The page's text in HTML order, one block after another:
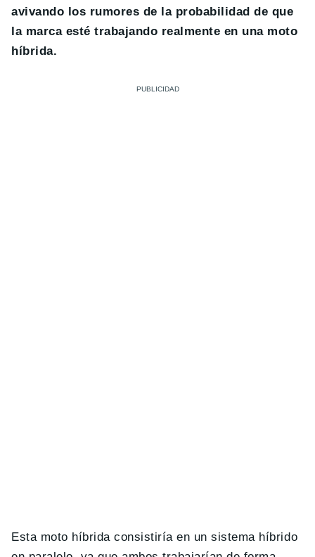
avivando los rumores de la probabilidad de que
la marca esté trabajando realmente en una moto
híbrida.
Esta moto híbrida consistiría en un sistema híbrido